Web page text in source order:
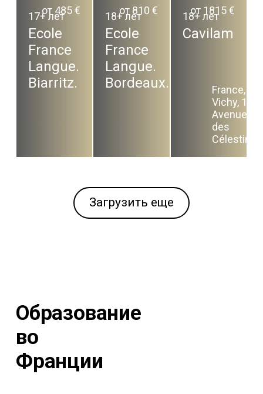
17+ лет
Ecole
France
Langue.
Biarritz.
от 485 € 18+ лет
Ecole
France
Langue.
Bordeaux.
от 810 € 18+ лет
Cavilam
от 1815 €
France,
Vichy, 1
Avenue
des
Célestins
Загрузить еще
Образование
во
Франции